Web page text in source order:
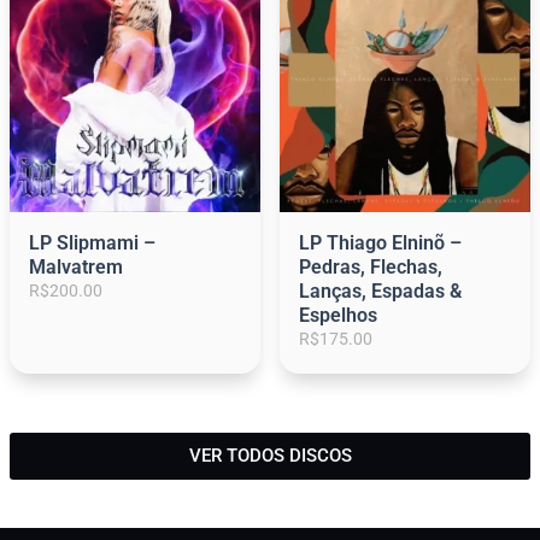
.
LP Slipmami –
Malvatrem
R$200.00
LP Thiago Elninõ –
Pedras, Flechas,
Lanças, Espadas &
Espelhos
R$175.00
VER TODOS DISCOS